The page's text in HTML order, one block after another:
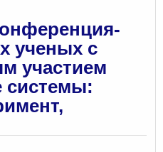
ученых с
участием
системы: